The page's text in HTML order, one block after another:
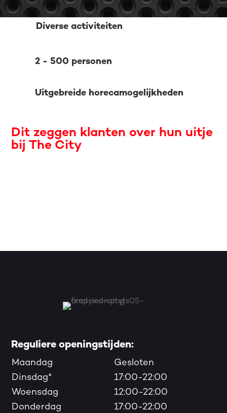
Diverse activiteiten
2 - 500 personen
Uitgebreide horecamogelijkheden
Dit zeggen klanten over hun uitje
bij The City
Reguliere openingstijden:
Maandag
Gesloten
Dinsdag*
17:00-22:00
Woensdag
12:00-22:00
Donderdag
17:00-22:00